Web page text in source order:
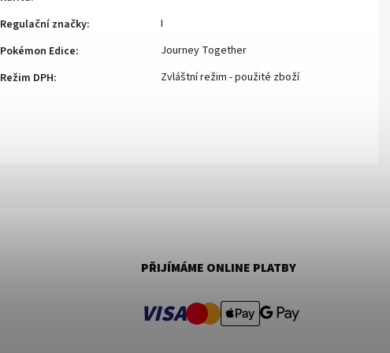
Regulační značky:
I
Pokémon Edice:
Journey Together
Režim DPH: Zvláštní režim - použité zboží
PŘIJÍMÁME ONLINE PLATBY
VISA